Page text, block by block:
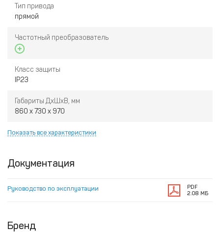
Тип привода
прямой
Частотный преобразователь
Класс защиты
IP23
Габариты ДxШxВ, мм
860 x 730 x 970
Показать все характеристики
Документация
Руководство по эксплуатации
PDF
2.08 МБ
Бренд